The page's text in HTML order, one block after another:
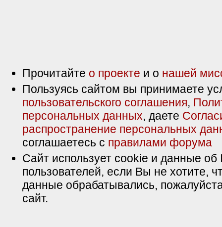
Прочитайте о проекте и о нашей
Пользуясь сайтом вы принимаете
пользовательского соглашения,
персональных данных, даете
распространение персональных
соглашаетесь с правилами форума
Сайт использует cookie и данные об
пользователей, если Вы не хотите,
данные обрабатывались,
сайт.